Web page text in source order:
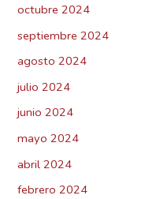
octubre 2024
septiembre 2024
agosto 2024
julio 2024
junio 2024
mayo 2024
abril 2024
febrero 2024